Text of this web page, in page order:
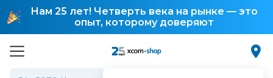
Нам 25 лет! Четверть века на рынке — это
опыт, которому доверяют